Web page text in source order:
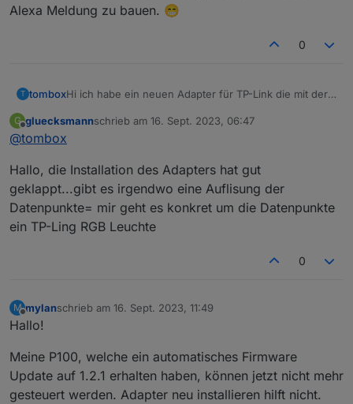
Alexa Meldung zu bauen. 😁
0
T tomboxHi ich habe ein neuen Adapter für TP-Link die mit der
Der Adapter loggt sich über die Cloud ein um alle
manuell die IP gesetzt wird.
tapo.0.id.ip
Dann versucht er sich lokal mit username und
tapo.0.id
Motion Detection funktioniert mit Stream User und
Password
Minimum Node v14 muss installiert sein, sonst
bekommt man exit code 25 beim installieren
Zum Installieren:
https://github.com/TA2k/ioBroker.tapo
Loginablauf:
Die Tapo App Zugangsdaten eingeben
G
Offline
gluecksmannschrieb am 16. Sept. 2023, 06:47
zuletzt editiert von
@tombox
Hallo, die Installation des Adapters hat gut
geklappt...gibt es irgendwo eine Auflisung der
Datenpunkte= mir geht es konkret um die Datenpunkte
ein TP-Ling RGB Leuchte
0
M
Offline
mylanschrieb am 16. Sept. 2023, 11:49
zuletzt editiert von
Hallo!
Meine P100, welche ein automatisches Firmware
Update auf 1.2.1 erhalten haben, können jetzt nicht mehr
gesteuert werden. Adapter neu installieren hilft nicht.